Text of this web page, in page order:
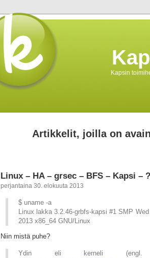
Kapsin
Artikkelit, joilla on
Linux – HA – grsec – BFS – Kapsi –
perjantaina 30. elokuuta 2013
$ uname -a
Linux lakka 3.2.46-grbfs-kapsi #1 SMP
2013 x86_64 GNU/Linux
Niin mistä puhe?
Ydin eli kerneli